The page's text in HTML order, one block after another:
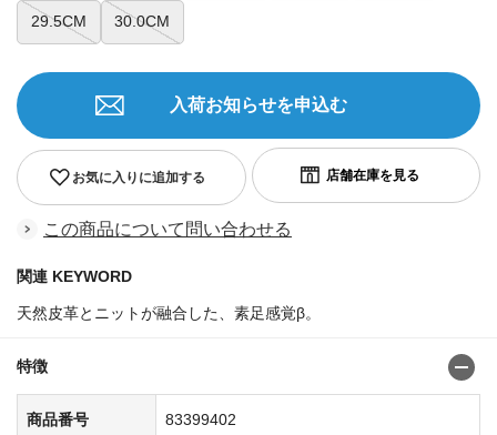
29.5CM 30.0CM
お気に入りに追加する
入荷お知らせを申込む
この商品について問い合わせる
関連 KEYWORD
天然皮革とニットが融合した、素足感覚β。
特徴
商品番号 83399402